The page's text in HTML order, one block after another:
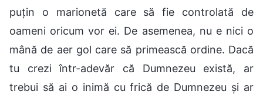
puțin o marionetă care să fie controlată de
oameni oricum vor ei. De asemenea, nu e nici o
mână de aer gol care să primească ordine. Dacă
tu crezi într-adevăr că Dumnezeu există, ar
trebui să ai o inimă cu frică de Dumnezeu și ar